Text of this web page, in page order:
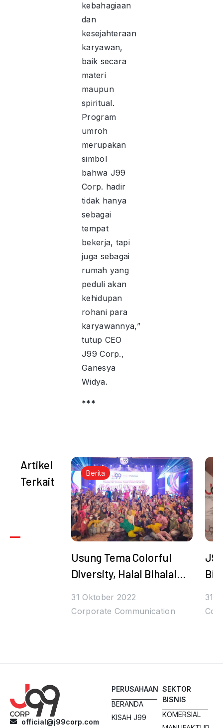
kebahagiaan
dan
kesejahteraan
karyawan,
baik secara
materi
maupun
spiritual.
Program
umroh
merupakan
simbol
bahwa J99
Corp. hadir
tidak hanya
sebagai
tempat
bekerja, tapi
juga sebagai
rumah yang
peduli akan
kehidupan
rohani para
karyawannya,”
tutup CEO
J99 Corp.,
Ganesya
Widya.
***
Artikel
Terkait
Berita
Usung Tema Colorful
Diversity, Halal Bihalal
Hadiah dan Bintang
31 Oktober 2022
Corporate Communication
31
official@j99corp.com
PERUSAHAAN
BERANDA
KISAH J99
SEKTOR
BISNIS
KOMERSIAL